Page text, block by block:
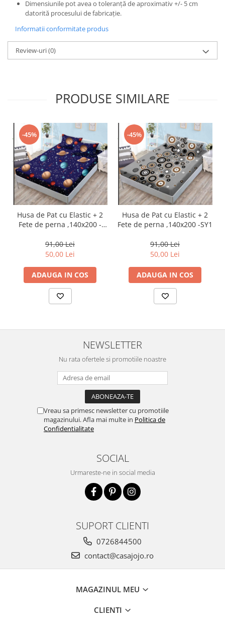
Dimensiunile pot avea o toleranță de aproximativ +/- 5 cm
datorită procesului de fabricație.
Informatii conformitate produs
Review-uri(0)
PRODUSE SIMILARE
-45%
Husa de Pat cu Elastic + 2
Fete de perna ,140x200 -
91,00 Lei
50,00 Lei
ADAUGA IN COS
-45%
Husa de Pat cu Elastic + 2
Fete de perna ,140x200 -SY1
91,00 Lei
50,00 Lei
ADAUGA IN COS
NEWSLETTER
Nu rata ofertele si promotiile noastre
Vreau sa primesc newsletter cu promotiile
magazinului. Afla mai multe in Politica de
Confidentialitate
SOCIAL
Urmareste-ne in social media
SUPORT CLIENTI
0726844500
contact@casajojo.ro
MAGAZINUL MEU
CLIENTI